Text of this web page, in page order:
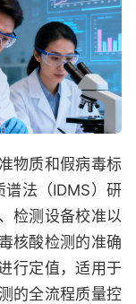
物质和假病毒标
谱法（IDMS）研
检测设备校准以
核酸检测的准确
行定值，适用于
的全流程质量控